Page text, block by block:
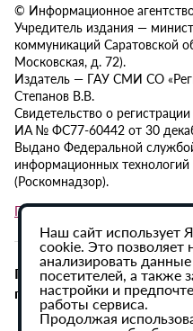
© Информационное
Учредитель издания —
коммуникаций Саратовской
Московская, д. 72).
Издатель — ГАУ СМИ СО
Степанов В.В.
Свидетельство о
ИА № ФС77-60442 от 30
Выдано Федеральной
информационных
(Роскомнадзор).
Политика в отношении
При использовании
гиперссылка на ИА
Наш сайт использует
cookie. Это позволяет
анализировать
посетителей, а также
настройки и
работы сервиса.
Продолжая